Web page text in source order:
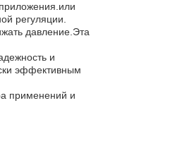
регуляции.
давление.Эта
и
эффективным
применений и